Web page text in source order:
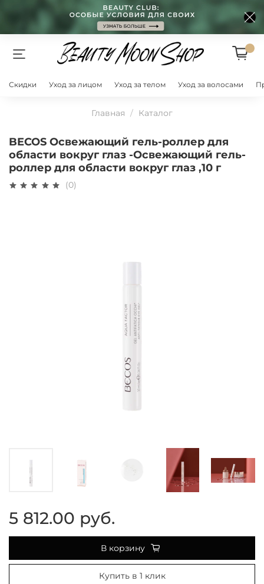
Скидки Уход за лицом Уход за телом Уход за волосами
Главная Каталог
BECOS Освежающий гель-роллер для
области вокруг глаз -Освежающий гель-
роллер для области вокруг глаз ,10 г
(0)
5 812.00 руб.
В корзину
Купить в 1 клик